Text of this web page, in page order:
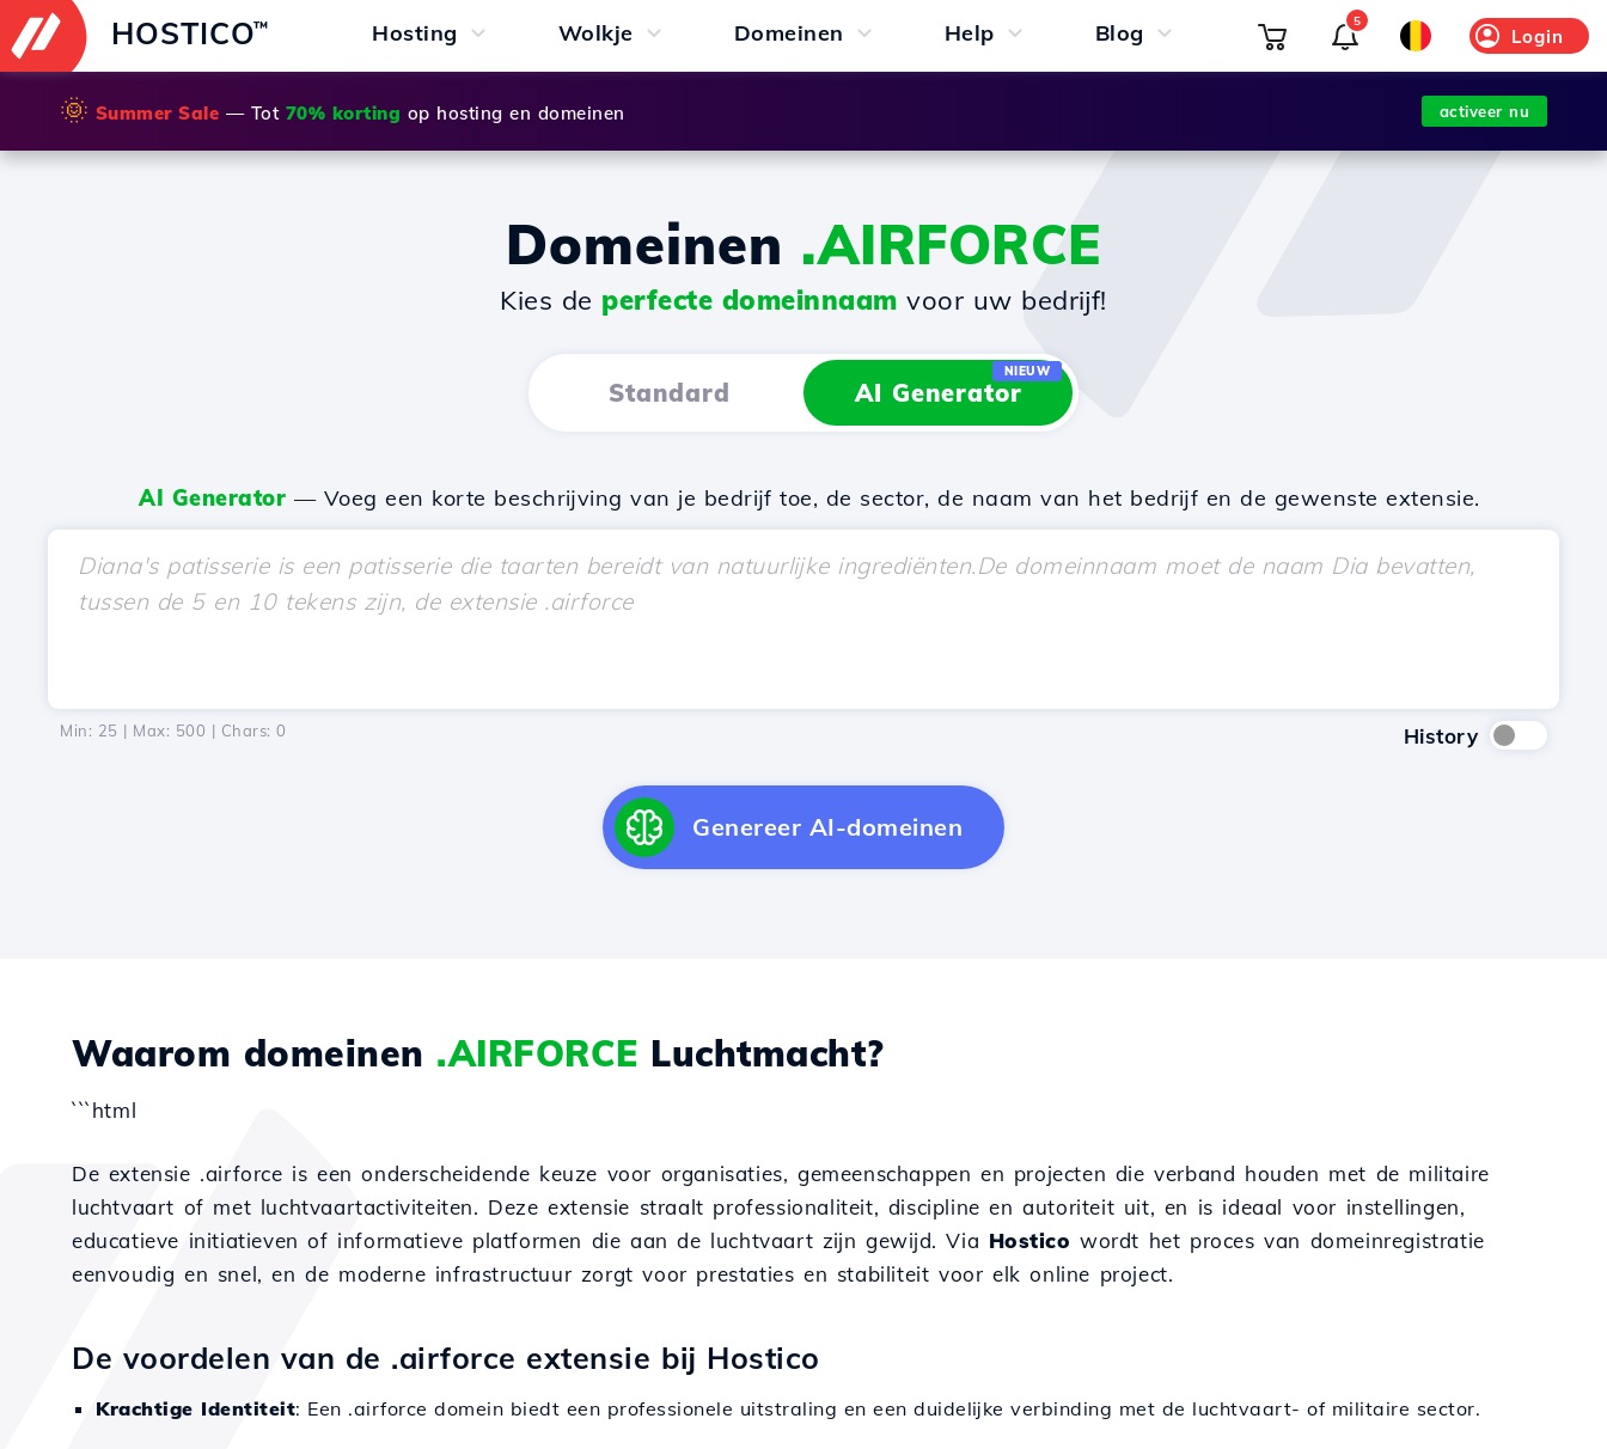
HOSTICO™ Hosting Wolkje Domeinen Help Blog Login
5
🌞 Summer Sale — Tot 70% korting op hosting en domeinen activeer nu
Domeinen .AIRFORCE
Kies de perfecte domeinnaam voor uw bedrijf!
Standard AI Generator
NIEUW
AI Generator — Voeg een korte beschrijving van je bedrijf toe, de sector, de naam van het bedrijf en de gewenste extensie.
Min: 25 | Max: 500 | Chars: 0 History
Genereer AI-domeinen
Waarom domeinen .AIRFORCE Luchtmacht?
```html
De extensie .airforce is een onderscheidende keuze voor organisaties, gemeenschappen en projecten die verband houden met de militaire
luchtvaart of met luchtvaartactiviteiten. Deze extensie straalt professionaliteit, discipline en autoriteit uit, en is ideaal voor instellingen,
educatieve initiatieven of informatieve platformen die aan de luchtvaart zijn gewijd. Via Hostico wordt het proces van domeinregistratie
eenvoudig en snel, en de moderne infrastructuur zorgt voor prestaties en stabiliteit voor elk online project.
De voordelen van de .airforce extensie bij Hostico
Krachtige Identiteit: Een .airforce domein biedt een professionele uitstraling en een duidelijke verbinding met de luchtvaart- of militaire sector.